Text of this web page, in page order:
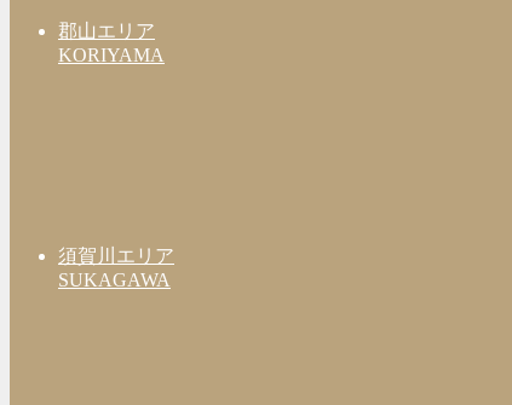
郡山エリア
KORIYAMA
須賀川エリア
SUKAGAWA